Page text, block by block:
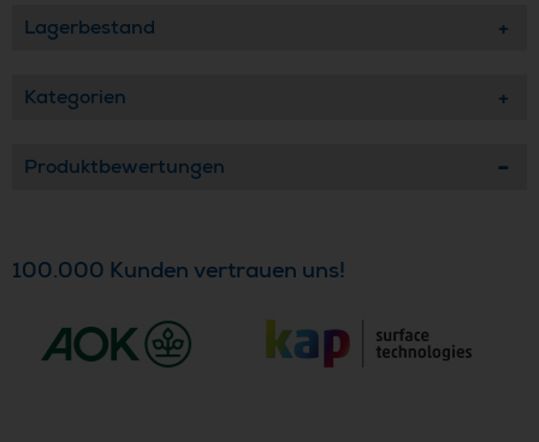
Lagerbestand
Kategorien
Produktbewertungen
100.000 Kunden vertrauen uns!